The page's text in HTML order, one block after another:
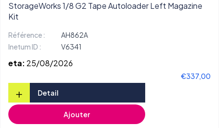
StorageWorks 1/8 G2 Tape Autoloader Left Magazine
Kit
Référence :
AH862A
Inetum ID :
V6341
eta: 25/08/2026
€337,00
+ Detail
Ajouter